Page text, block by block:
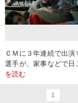
ＣＭに３年連続で出
選手が、家事などで日
を読む
1